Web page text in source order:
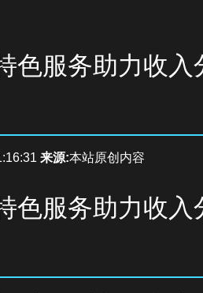
色服务助力收入
来源:本站原创内容
色服务助力收入